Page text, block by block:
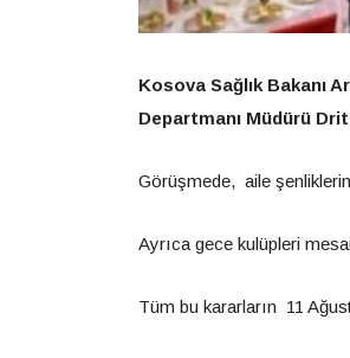
Kosova Sağlık Bakanı
Departmanı Müdürü
Görüşmede, aile
Ayrıca gece kulüpleri
Tüm bu kararların 11